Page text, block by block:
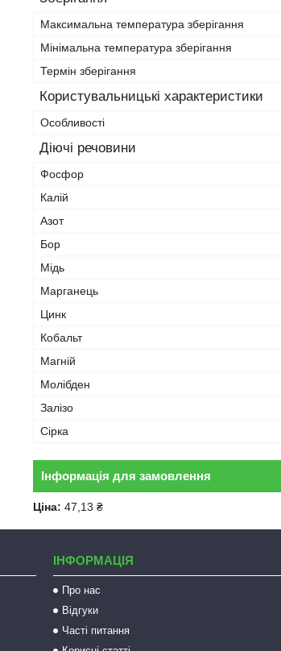
Максимальна температура зберігання
Мінімальна температура зберігання
Термін зберігання
Користувальницькі характеристики
Особливості
Діючі речовини
Фосфор
Калій
Азот
Бор
Мідь
Марганець
Цинк
Кобальт
Магній
Молібден
Залізо
Сірка
Інформація для замовлення
Ціна: 47,13 ₴
ІНФОРМАЦІЯ
Про нас
Відгуки
Часті питання